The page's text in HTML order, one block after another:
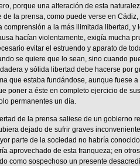
porque una alteración de esta
la prensa, como puede verse en
comprensión a la más ilimitada libertad, y
hacían violentamente, exigía mucha
evitar el estruendo y aparato de
se quiere que lo sean, sino cuando
y sólida libertad debe hacerse por
que estaba fundándose, aunque fuese
poner a éste en completo ejercicio de
permanentes un día.
de la prensa saliese de un gobierno
dejado de sufrir graves
parte de la sociedad no habría
aprovechado de esta franqueza; en
como sospechoso un presente